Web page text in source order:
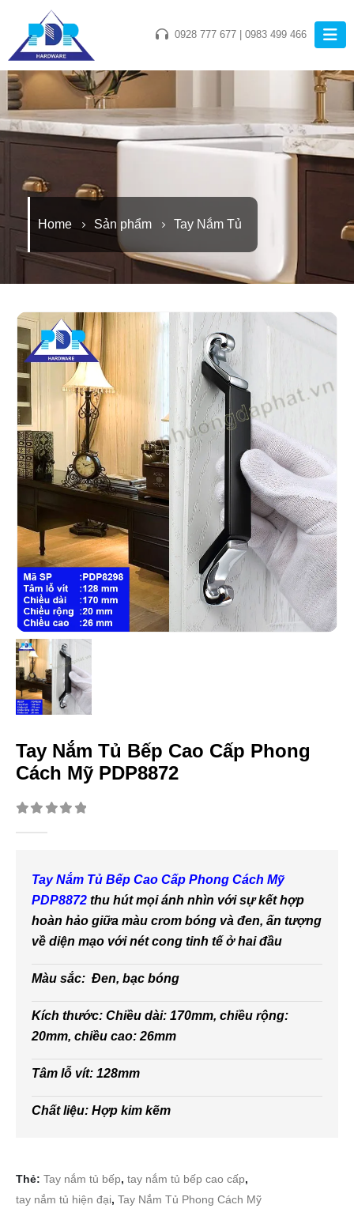
0928 777 677 0983 499 466
Home Sản phẩm Tay Nắm Tủ
Tay Nắm Tủ Bếp Cao Cấp Phong
Cách Mỹ PDP8872
Tay Nắm Tủ Bếp Cao Cấp Phong Cách Mỹ
PDP8872 thu hút mọi ánh nhìn với sự kết hợp
hoàn hảo giữa màu crom bóng và đen, ấn tượng
về diện mạo với nét cong tinh tế ở hai đầu
Màu sắc: Đen, bạc bóng
Kích thước: Chiều dài: 170mm, chiều rộng:
20mm, chiều cao: 26mm
Tâm lỗ vít: 128mm
Chất liệu: Hợp kim kẽm
Thẻ: Tay nắm tủ bếp, tay nắm tủ bếp cao cấp,
tay nắm tủ hiện đại, Tay Nắm Tủ Phong Cách Mỹ